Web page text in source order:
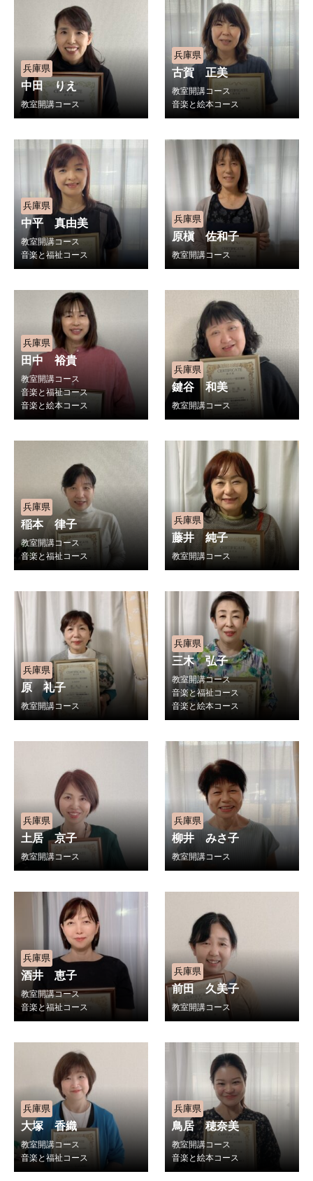
兵庫県
中田 りえ
教室開講コース
兵庫県
古賀 正美
教室開講コース
音楽と絵本コース
兵庫県
中平 真由美
教室開講コース
音楽と福祉コース
兵庫県
原槇 佐和子
教室開講コース
兵庫県
田中 裕貴
教室開講コース
音楽と福祉コース
音楽と絵本コース
兵庫県
鍵谷 和美
教室開講コース
兵庫県
稲本 律子
教室開講コース
音楽と福祉コース
兵庫県
藤井 純子
教室開講コース
兵庫県
原 礼子
教室開講コース
兵庫県
三木 弘子
教室開講コース
音楽と福祉コース
音楽と絵本コース
兵庫県
土居 京子
教室開講コース
兵庫県
柳井 みさ子
教室開講コース
兵庫県
酒井 恵子
教室開講コース
音楽と福祉コース
兵庫県
前田 久美子
教室開講コース
兵庫県
大塚 香織
教室開講コース
音楽と福祉コース
兵庫県
鳥居 穂奈美
教室開講コース
音楽と絵本コース